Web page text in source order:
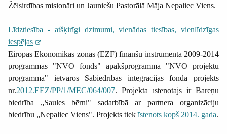
Žēlsirdības misionāri un Jauniešu Pastorālā Māja Nepaliec Viens.
Līdztiesība - atšķirīgi dzimumi, vienādas tiesības, vienlīdzīgas
iespējas
Eiropas Ekonomikas zonas (EZF) finanšu instrumenta 2009-2014
programmas "NVO fonds" apakšprogrammā "NVO projektu
programma" ietvaros Sabiedrības integrācijas fonda projekts
nr.2012.EEZ/PP/1/MEC/064/007. Projekta īstenotājs ir Bāreņu
biedrība „Saules bērni" sadarbībā ar partnera organizāciju
biedrību „Nepaliec Viens". Projekts tiekīstenots kopš 2014. gada.